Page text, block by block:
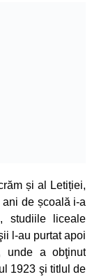
și al Letiției,
de școală i-a
studiile liceale
l-au purtat apoi
unde a obţinut
1923 şi titlul de